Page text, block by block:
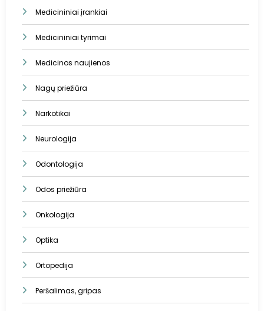
Medicininiai įrankiai
Medicininiai tyrimai
Medicinos naujienos
Nagų priežiūra
Narkotikai
Neurologija
Odontologija
Odos priežiūra
Onkologija
Optika
Ortopedija
Peršalimas, gripas